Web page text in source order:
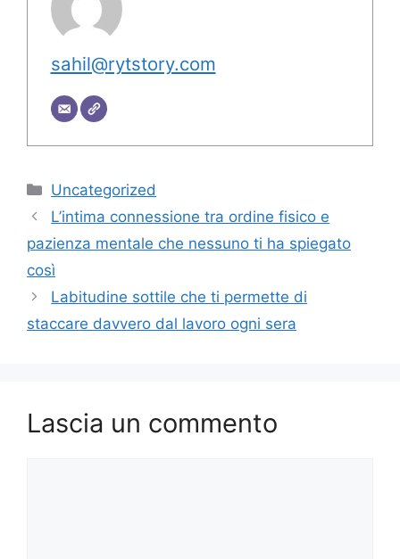
sahil@rytstory.com
Categorie
Uncategorized
L’intima connessione tra ordine fisico e
pazienza mentale che nessuno ti ha spiegato
così
Labitudine sottile che ti permette di
staccare davvero dal lavoro ogni sera
Lascia un commento